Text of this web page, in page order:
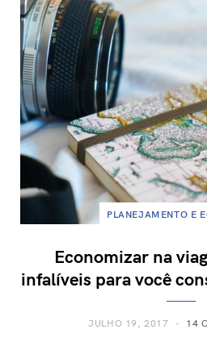
PLANEJAMENTO E
Economizar na
infalíveis para você
JULHO 19, 2017 14